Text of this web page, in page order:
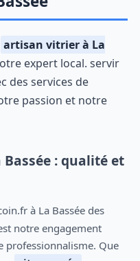
artisan vitrier à La
expert local. servir
des services de
passion et notre
: qualité et
notre engagement
professionnalisme. Que